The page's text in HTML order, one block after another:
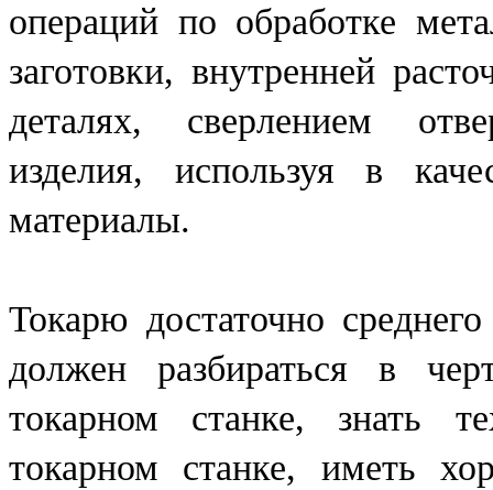
операций по обработке
заготовки, внутренней
деталях, сверлением
изделия, используя в
материалы.
Токарю достаточно
должен разбираться в
токарном станке, знать
токарном станке, иметь